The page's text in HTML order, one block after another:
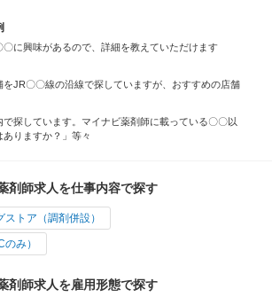
〇に興味があるので、詳細を教えていただけます
をJR〇〇線の沿線で探していますが、おすすめの店舗
で探しています。マイナビ薬剤師に載っている〇〇以
りますか？」等々
剤師求人を仕事内容で探す
ストア（調剤併設）
み）
剤師求人を雇用形態で探す